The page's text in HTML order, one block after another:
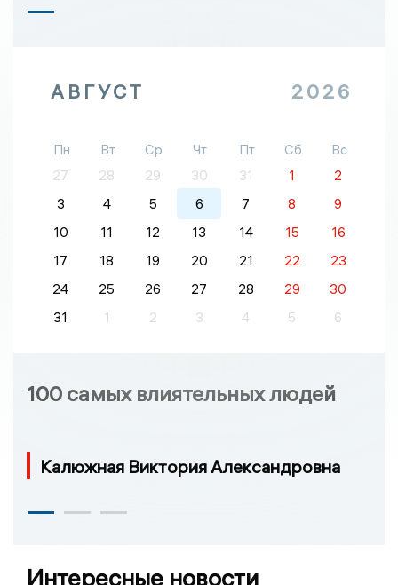
АВГУСТ 2026
Пн Вт Ср Чт Пт Сб
Вс
27
28 29 30 31 1
2
3
4 5 6 7 8
9
10
11 12 13 14 15
16
17
18 19 20 21 22
23
24
25 26 27 28 29
30
31
1 2 3 4 5 6
100 самых влиятельных людей
Калюжная Виктория Александровна
Интересные новости